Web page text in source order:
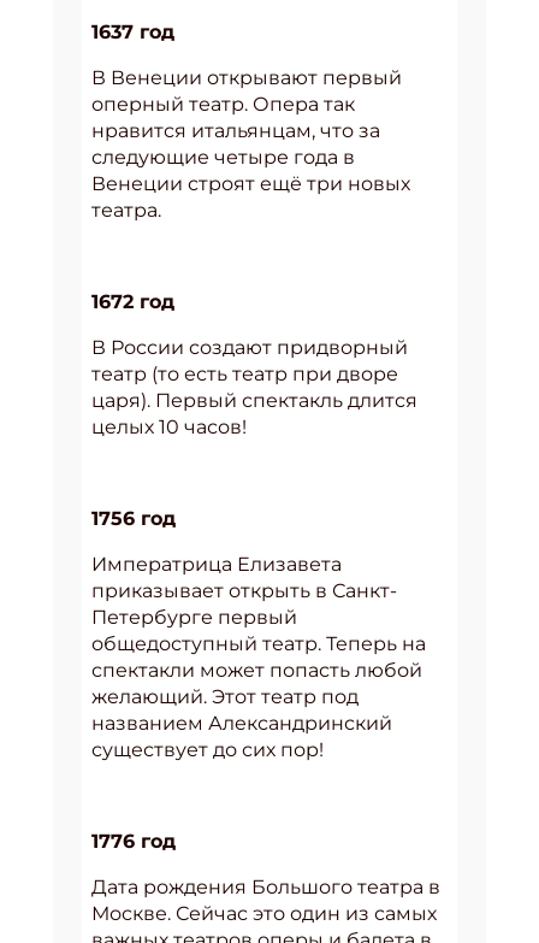
1637 год
В Венеции открывают первый
оперный театр. Опера так
нравится итальянцам, что за
следующие четыре года в
Венеции строят ещё три новых
театра.
1672 год
В России создают придворный
театр (то есть театр при дворе
царя). Первый спектакль длится
целых 10 часов!
1756 год
Императрица Елизавета
приказывает открыть в Санкт-
Петербурге первый
общедоступный театр. Теперь на
спектакли может попасть любой
желающий. Этот театр под
названием Александринский
существует до сих пор!
1776 год
Дата рождения Большого театра в
Москве. Сейчас это один из самых